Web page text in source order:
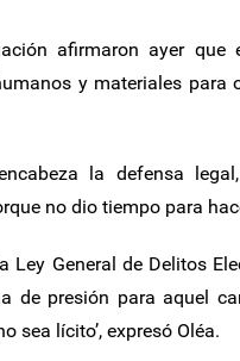
afirmaron ayer que
y materiales para
la defensa
no dio tiempo para
General de Delitos
de presión para aquel
sea lícito’, expresó Oléa.